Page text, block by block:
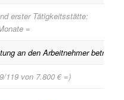
erster Tätigkeitsstätte:
=
an den Arbeitnehmer beträgt
119 von 7.800 € =)